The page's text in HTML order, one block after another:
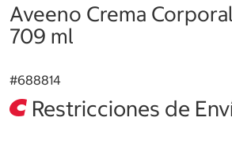
Aveeno Crema
709 ml
#688814
Restricciones de